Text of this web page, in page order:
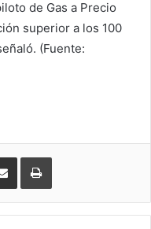
de Gas a Precio
superior a los 100
(Fuente: